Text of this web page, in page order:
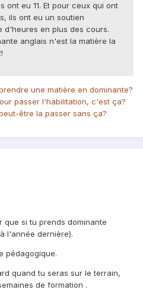
ont eu 11. Et pour ceux qui ont
ils ont eu un soutien
d'heures en plus des cours.
anglais n'est la matière la
une matière en dominante?
passer l'habilitation, c'est ça?
être la passer sans ça?
que si tu prends dominante
l'année dernière).
pédagogique.
quand tu seras sur le terrain,
de formation .